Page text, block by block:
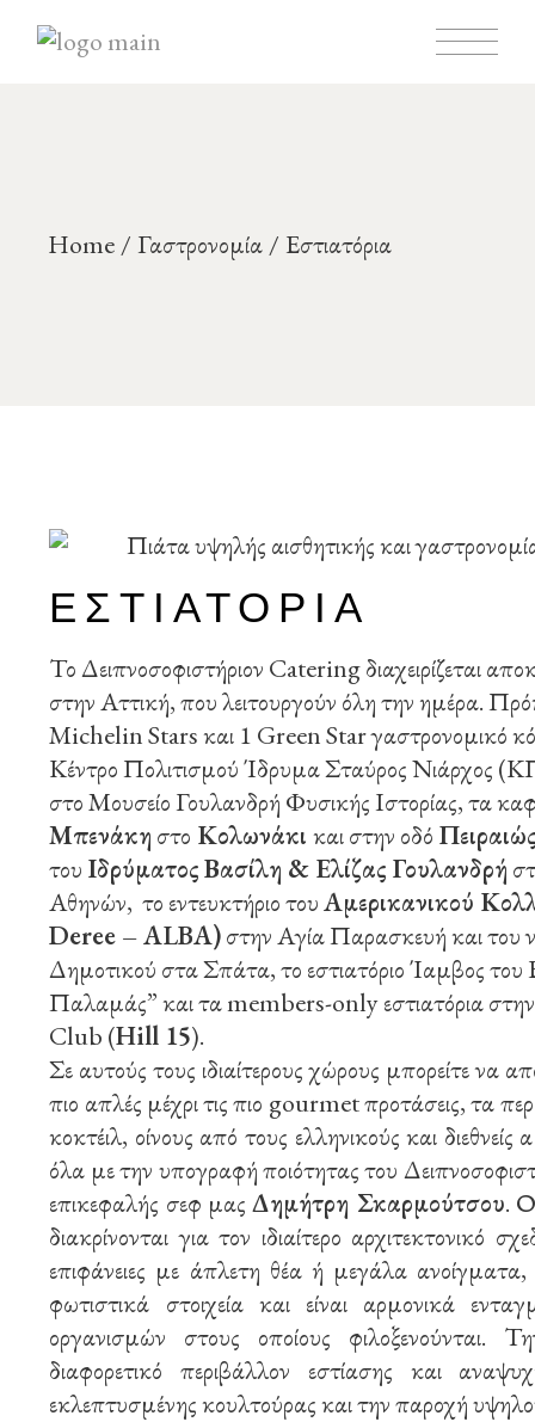
Home Γαστρονομία Εστιατόρια
ΕΣΤΙΑΤΟΡΙΑ
Το Δειπνοσοφιστήριον Catering διαχειρίζεται
στην Αττική, που λειτουργούν όλη την ημέρα.
Michelin Stars και 1 Green Star γαστρονομικό
Κέντρο Πολιτισμού Ίδρυμα Σταύρος Νιάρχος
στο Μουσείο Γουλανδρή Φυσικής Ιστορίας, τα
Μπενάκη στο Κολωνάκι και στην οδό
του Ιδρύματος Βασίλη & Ελίζας Γουλανδρή
Αθηνών, το εντευκτήριο τουΑμερικανικού
Deree – ALBA)στην Αγία Παρασκευή και του
Δημοτικού στα Σπάτα, το εστιατόριο Ίαμβος
Παλαμάς” και τα members-only εστιατόρια
Club (Hill 15).
Σε αυτούς τους ιδιαίτερους χώρους μπορείτε να
πιο απλές μέχρι τις πιο gourmet προτάσεις, τα
κοκτέιλ, οίνους από τους ελληνικούς και
όλα με την υπογραφή ποιότητας του
επικεφαλής σεφ μαςΔημήτρη Σκαρμούτσου.
διακρίνονται για τον ιδιαίτερο αρχιτεκτονικό
επιφάνειες με άπλετη θέα ή μεγάλα ανοίγματα,
φωτιστικά στοιχεία και είναι αρμονικά
οργανισμών στους οποίους φιλοξενούνται.
διαφορετικό περιβάλλον εστίασης και
εκλεπτυσμένης κουλτούρας και την παροχή